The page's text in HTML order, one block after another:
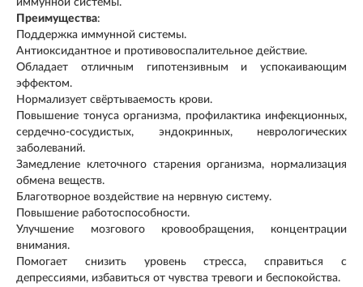
Преимущества:
Поддержка иммунной системы.
Антиоксидантное и противовоспалительное действие.
Обладает отличным гипотензивным и успокаивающим
эффектом.
Нормализует свёртываемость крови.
Повышение тонуса организма, профилактика инфекционных,
сердечно-сосудистых, эндокринных, неврологических
заболеваний.
Замедление клеточного старения организма, нормализация
обмена веществ.
Благотворное воздействие на нервную систему.
Повышение работоспособности.
Улучшение мозгового кровообращения, концентрации
внимания.
Помогает снизить уровень стресса, справиться с
депрессиями, избавиться от чувства тревоги и беспокойства.